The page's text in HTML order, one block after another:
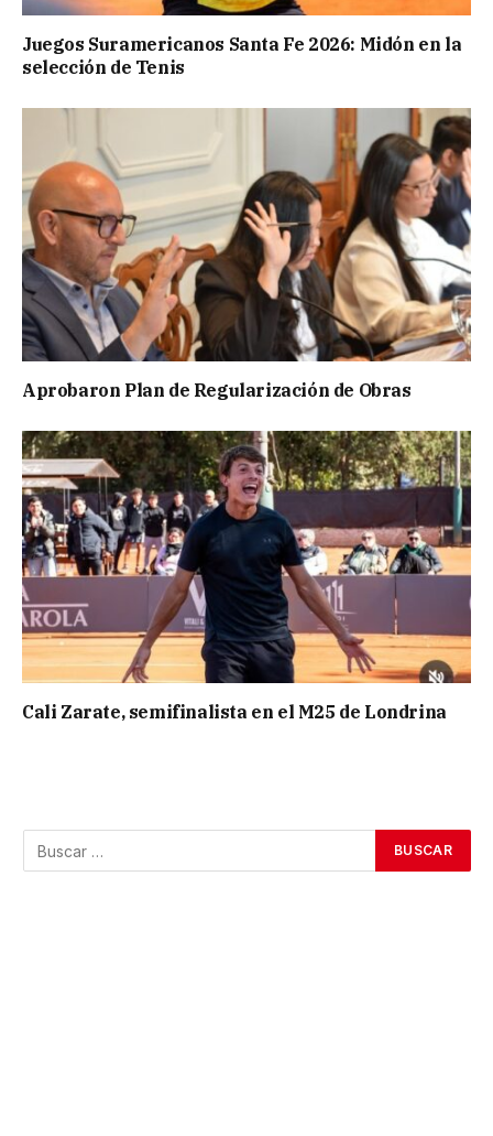
Juegos Suramericanos Santa Fe 2026: Midón en la
selección de Tenis
Aprobaron Plan de Regularización de Obras
Cali Zarate, semifinalista en el M25 de Londrina